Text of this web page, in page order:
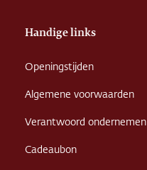
Handige links
Openingstijden
Algemene voorwaarden
Verantwoord ondernemen
Cadeaubon